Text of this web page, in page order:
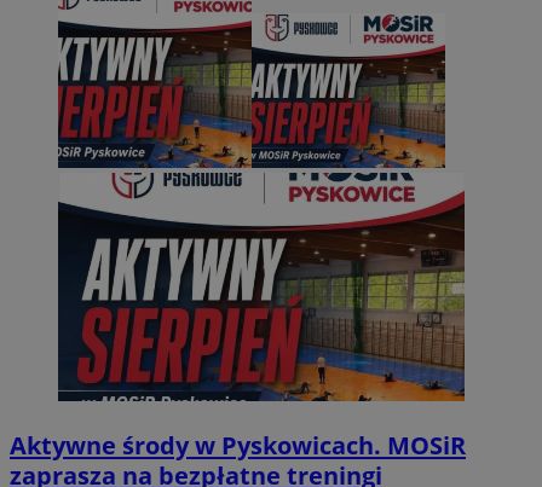
Aktywne środy w Pyskowicach. MOSiR
zaprasza na bezpłatne treningi